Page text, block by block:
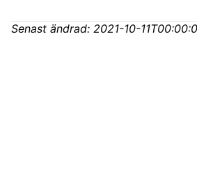
Senast ändrad: 2021-10-